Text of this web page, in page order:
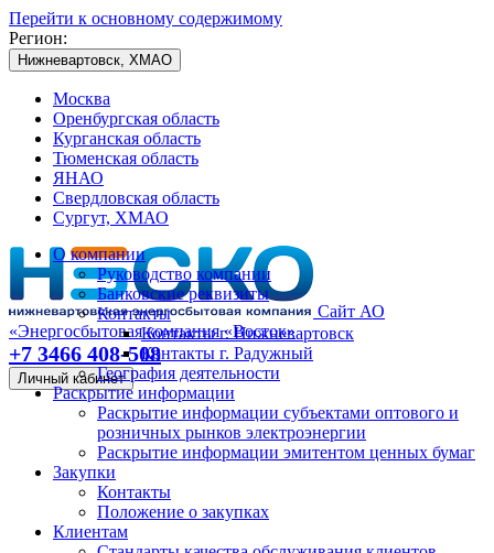
Перейти к основному содержимому
Регион:
Нижневартовск, ХМАО
Москва
Оренбургская область
Курганская область
Тюменская область
ЯНАО
Свердловская область
Сургут, ХМАО
Сайт АО
«Энергосбытовая компания «Восток»
+7 3466 408-508
Личный кабинет
О компании
Руководство компании
Банковские реквизиты
Контакты
Контакты г. Нижневартовск
Контакты г. Радужный
География деятельности
Раскрытие информации
Раскрытие информации субъектами оптового и
розничных рынков электроэнергии
Раскрытие информации эмитентом ценных бумаг
Закупки
Контакты
Положение о закупках
Клиентам